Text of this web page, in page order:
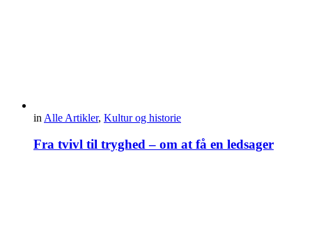
in Alle Artikler, Kultur og historie
Fra tvivl til tryghed – om at få en ledsager